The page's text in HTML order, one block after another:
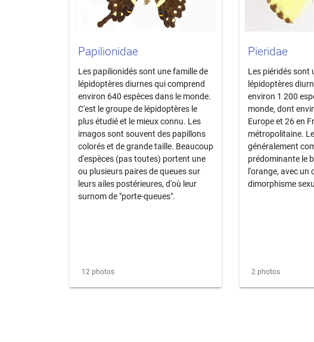
Papilionidae
Les papilionidés sont une famille de
lépidoptères diurnes qui comprend
environ 640 espèces dans le monde.
C'est le groupe de lépidoptères le
plus étudié et le mieux connu. Les
imagos sont souvent des papillons
colorés et de grande taille. Beaucoup
d'espèces (pas toutes) portent une
ou plusieurs paires de queues sur
leurs ailes postérieures, d'où leur
surnom de "porte-queues".
12 photos
Pieridae
Les piéridés sont
lépidoptères
environ 1 200
monde, dont
Europe et 26 en
métropolitaine.
généralement
prédominante le
l'orange, avec un
dimorphisme
2 photos